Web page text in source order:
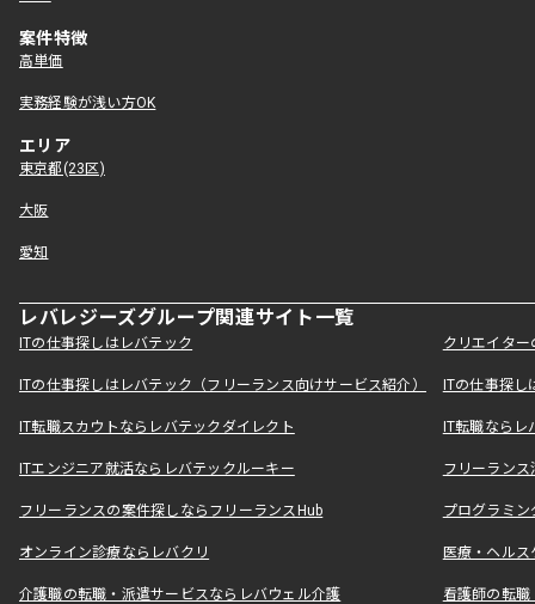
案件特徴
高単価
実務経験が浅い方OK
エリア
東京都(23区)
大阪
愛知
レバレジーズグループ関連サイト一覧
ITの仕事探しはレバテック クリエイタ
ITの仕事探しはレバテック（フリーランス向けサービス紹介） ITの仕事探
IT転職スカウトならレバテックダイレクト IT転職なら
ITエンジニア就活ならレバテックルーキー フリーラン
フリーランスの案件探しならフリーランスHub プログラミ
オンライン診療ならレバクリ 医療・ヘル
介護職の転職・派遣サービスならレバウェル介護 看護師の転